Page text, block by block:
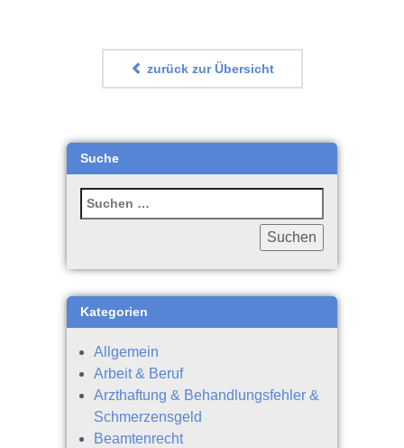
zurück zur Übersicht
Suche
Kategorien
Allgemein
Arbeit & Beruf
Arzthaftung & Behandlungsfehler &
Schmerzensgeld
Beamtenrecht